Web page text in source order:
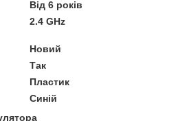
Від 6 років
2.4 GHz
Новий
Так
Пластик
Синій